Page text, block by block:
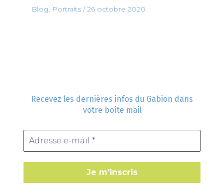
Blog, Portraits/26 octobre 2020
Recevez les dernières infos du Gabion dans
votre boîte mail